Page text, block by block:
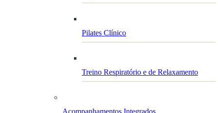
Pilates Clínico
Treino Respiratório e de Relaxamento
Acompanhamentos Integrados